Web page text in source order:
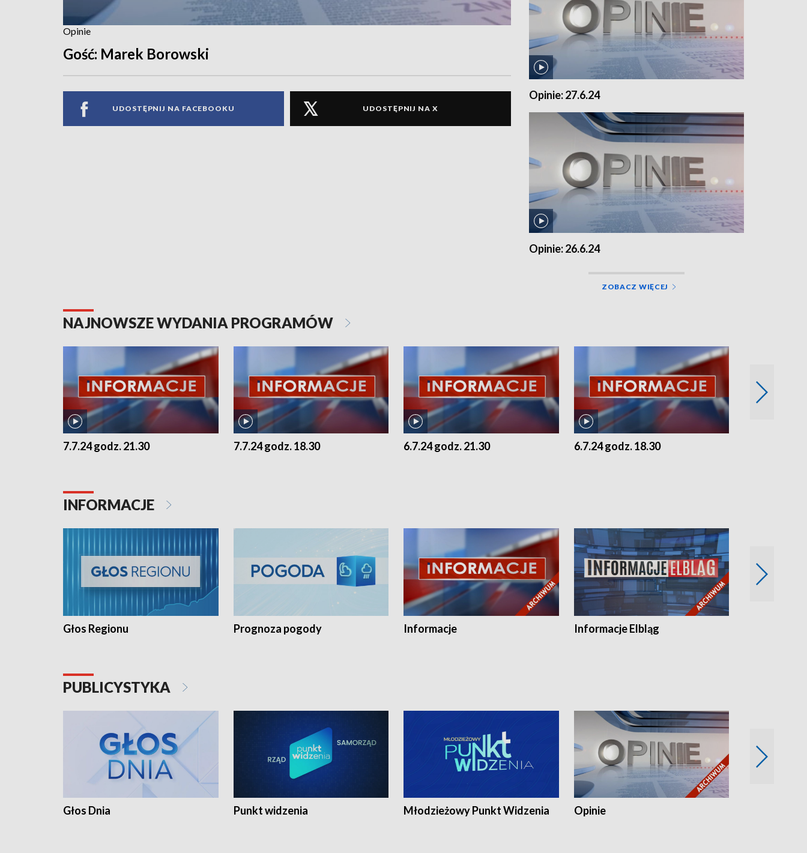
Opinie
Gość: Marek Borowski
UDOSTĘPNIJ NA FACEBOOKU UDOSTĘPNIJ NA X
Opinie: 27.6.24
Opinie: 26.6.24
ZOBACZ WIĘCEJ
NAJNOWSZE WYDANIA PROGRAMÓW
7.7.24 godz. 21.30 7.7.24 godz. 18.30 6.7.24 godz. 21.30 6.7.24 godz. 18.30
INFORMACJE
Głos Regionu Prognoza pogody Informacje Informacje Elbląg
PUBLICYSTYKA
Głos Dnia Punkt widzenia Młodzieżowy Punkt Widzenia Opinie